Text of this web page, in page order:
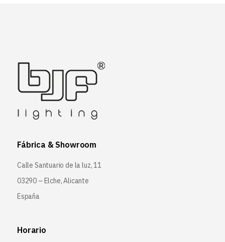
Fábrica & Showroom
Calle Santuario de la luz, 11
03290 – Elche, Alicante
España
Horario